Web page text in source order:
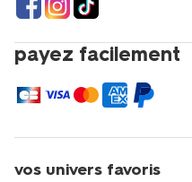
payez facilement
vos univers favoris